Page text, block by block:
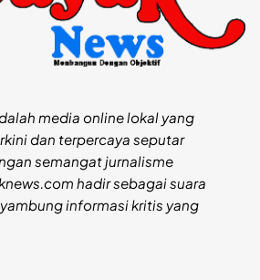
media online lokal yang
dan terpercaya seputar
semangat jurnalisme
hadir sebagai suara
informasi kritis yang